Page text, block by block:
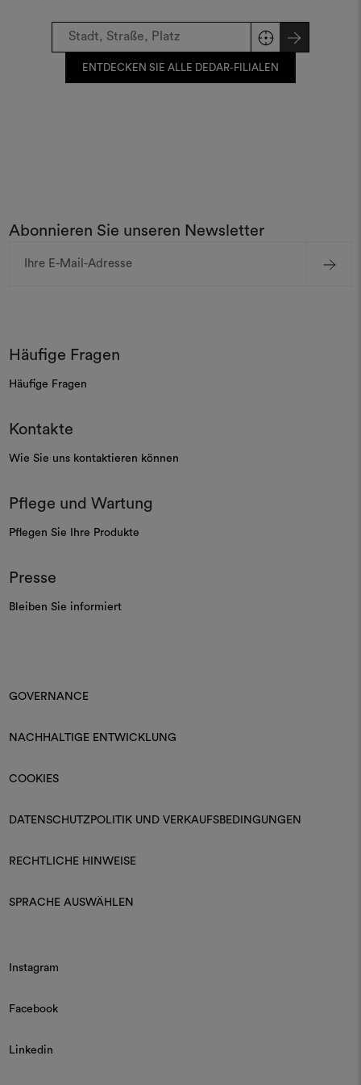
ENTDECKEN SIE ALLE DEDAR-FILIALEN
Abonnieren Sie unseren Newsletter
Mail-
Häufige Fragen
Häufige Fragen
Kontakte
Wie Sie uns kontaktieren können
Pflege und Wartung
Pflegen Sie Ihre Produkte
Presse
Bleiben Sie informiert
GOVERNANCE
NACHHALTIGE ENTWICKLUNG
COOKIES
DATENSCHUTZPOLITIK UND VERKAUFSBEDINGUNGEN
RECHTLICHE HINWEISE
SPRACHE AUSWÄHLEN
Instagram
Facebook
Linkedin